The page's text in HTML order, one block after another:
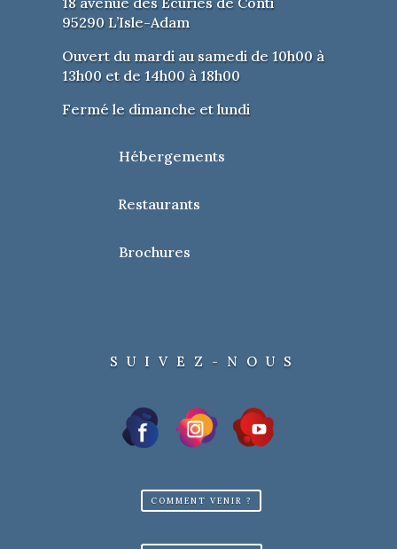
95290 L’Isle-Adam
Ouvert du mardi au samedi de 10h00 à
13h00 et de 14h00 à 18h00
Fermé le dimanche et lundi
Hébergements
Restaurants
Brochures
SUIVEZ-NOUS
COMMENT VENIR ?